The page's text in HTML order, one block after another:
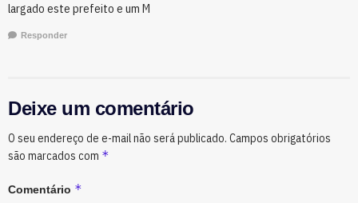
largado este prefeito e um M
Responder
Deixe um comentário
O seu endereço de e-mail não será publicado. Campos obrigatórios
são marcados com *
Comentário *